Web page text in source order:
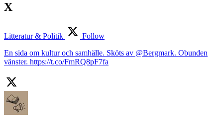
X
Litteratur & Politik
Follow
En sida om kultur och samhälle. Sköts av @Bergmark. Obunden
vänster. https://t.co/FmRQ8pF7fa